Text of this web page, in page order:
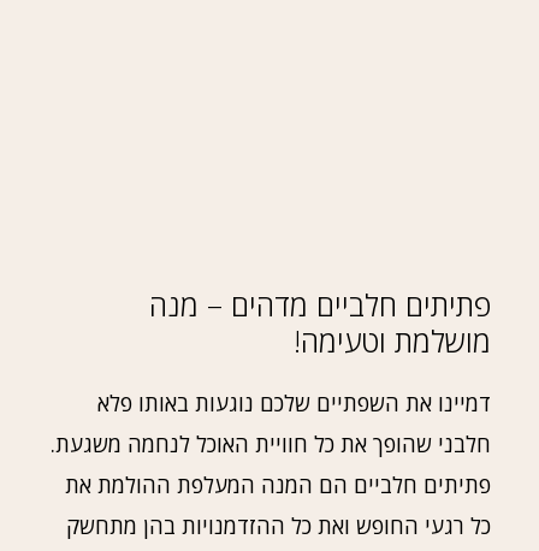
פתיתים חלביים מדהים – מנה
מושלמת וטעימה!
דמיינו את השפתיים שלכם נוגעות באותו פלא
חלבני שהופך את כל חוויית האוכל לנחמה משגעת.
פתיתים חלביים הם המנה המעלפת ההולמת את
כל רגעי החופש ואת כל ההזדמנויות בהן מתחשק